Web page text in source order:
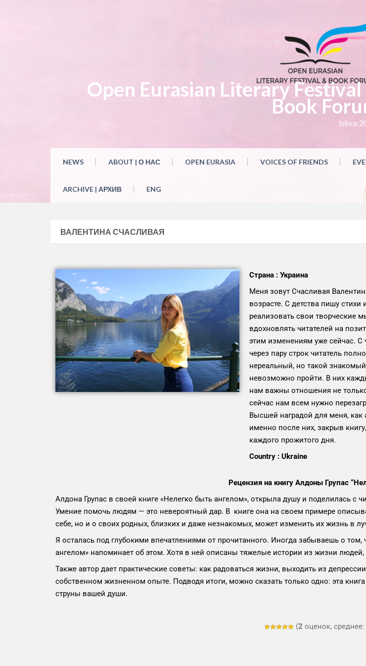
Open Eurasian Literary Festival
Book
(since
NEWS ABOUT | О НАС OPEN EURASIA VOICES OF FRIENDS
ARCHIVE | АРХИВ ENG
ВАЛЕНТИНА СЧАСЛИВАЯ
Страна : Украина
Меня зовут Счасливая
возрасте. С детства пишу
реализовать свои творческие
вдохновлять читателей на
этим изменениям уже сейчас. С
через пару строк читатель
нереальный, но такой
невозможно пройти. В них
нам важны отношения не
сейчас нам всем нужно
Высшей наградой для меня, как
именно после них, закрыв
каждого прожитого дня.
Country : Ukraine
Рецензия на книгу Алдоны Групас
Алдона Групас в своей книге «Нелегко быть ангелом», открыла душу и
Умение помочь людям — это невероятный дар. В книге она на своем примере
себе, но и о своих родных, близких и даже незнакомых, может изменить их жизнь в
Я осталась под глубокими впечатлениями от прочитанного. Иногда забываешь о
ангелом» напоминает об этом. Хотя в ней описаны тяжелые истории из жизни
Также автор дает практические советы: как радоваться жизни, выходить из
собственном жизненном опыте. Подводя итоги, можно сказать только одно: эта
струны вашей души.
(2 оценок, среднее: